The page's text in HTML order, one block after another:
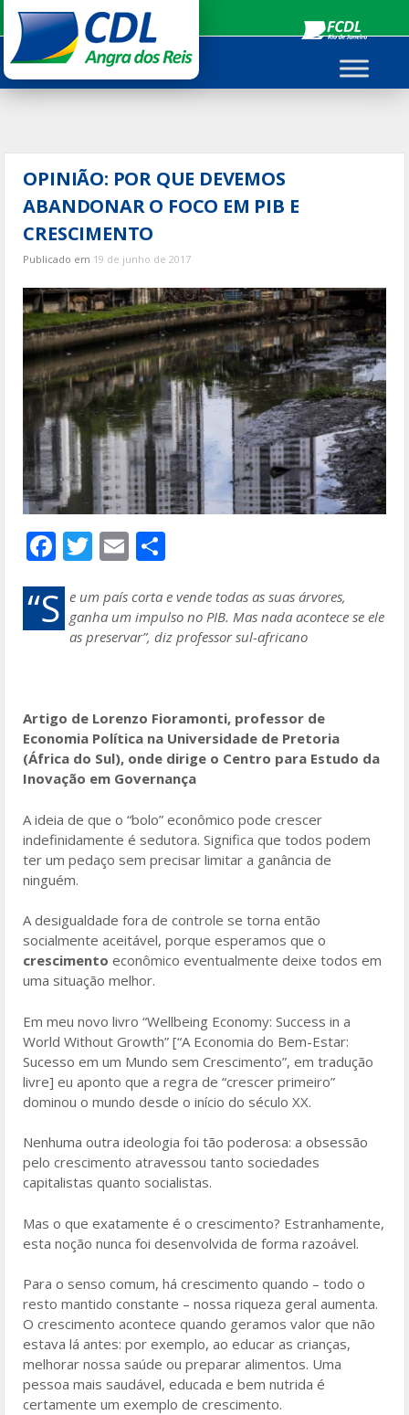
para
conteúdo
OPINIÃO: POR QUE DEVEMOS
ABANDONAR O FOCO EM PIB E
CRESCIMENTO
Publicado em 19 de junho de 2017
F
ac
e
b
k
T
w
itt
er
E
m
ai
l
ar
e
“S e um país corta e vende todas as suas árvores,
ganha um impulso no PIB. Mas nada acontece se ele
as preservar”, diz professor sul-africano
Artigo de Lorenzo Fioramonti, professor de
Economia Política na Universidade de Pretoria
(África do Sul), onde dirige o Centro para Estudo da
Inovação em Governança
A ideia de que o “bolo” econômico pode crescer
indefinidamente é sedutora. Significa que todos podem
ter um pedaço sem precisar limitar a ganância de
ninguém.
A desigualdade fora de controle se torna então
socialmente aceitável, porque esperamos que o
crescimento econômico eventualmente deixe todos em
uma situação melhor.
Em meu novo livro “Wellbeing Economy: Success in a
World Without Growth” [“A Economia do Bem-Estar:
Sucesso em um Mundo sem Crescimento”, em tradução
livre] eu aponto que a regra de “crescer primeiro”
dominou o mundo desde o início do século XX.
Nenhuma outra ideologia foi tão poderosa: a obsessão
pelo crescimento atravessou tanto sociedades
capitalistas quanto socialistas.
Mas o que exatamente é o crescimento? Estranhamente,
esta noção nunca foi desenvolvida de forma razoável.
Para o senso comum, há crescimento quando – todo o
resto mantido constante – nossa riqueza geral aumenta.
O crescimento acontece quando geramos valor que não
estava lá antes: por exemplo, ao educar as crianças,
melhorar nossa saúde ou preparar alimentos. Uma
pessoa mais saudável, educada e bem nutrida é
certamente um exemplo de crescimento.